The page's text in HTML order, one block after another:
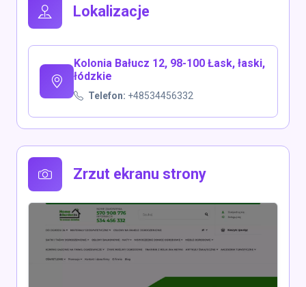
Lokalizacje
Kolonia Bałucz 12, 98-100 Łask, łaski,
łódzkie
Telefon: +48534456332
Zrzut ekranu strony